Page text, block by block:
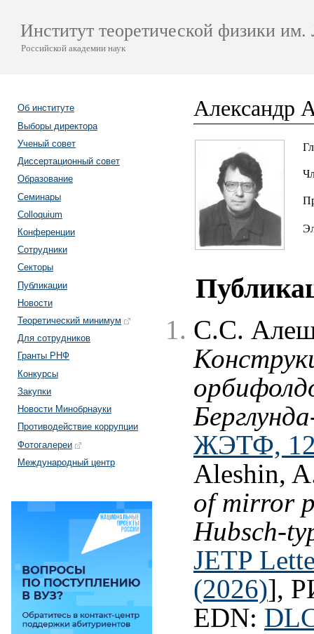
Институт теоретической физики
Российской академии наук
Об институте
Выборы директора
Ученый совет
Диссертационный совет
Образование
Семинары
Colloquium
Конференции
Сотрудники
Секторы
Публикации
Новости
Теоретический минимум
Для сотрудников
Гранты РНФ
Конкурсы
Закупки
Новости Минобрнауки
Противодействие коррупции
Фотогалереи
Международный центр
Александр
С.С.
ЖЭТФ,
Aleshin,
of mirror
Hubsch-
JETP
(2026)],
EDN: